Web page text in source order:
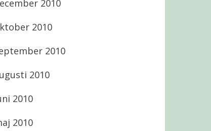
2010
2010
2010
2010
2010
2010